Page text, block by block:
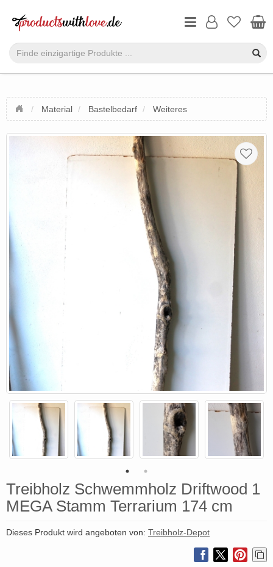
Material Bastelbedarf Weiteres
Treibholz Schwemmholz Driftwood 1
MEGA Stamm Terrarium 174 cm
Dieses Produkt wird angeboten von: Treibholz-Depot